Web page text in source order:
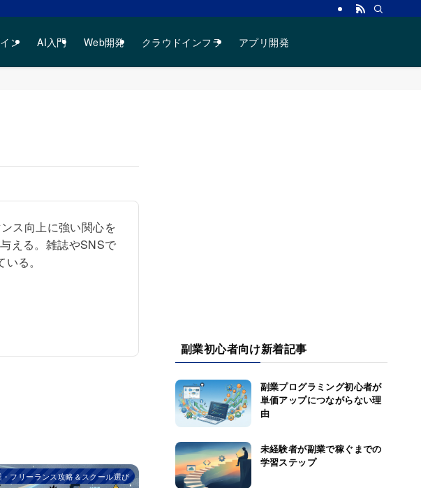
。 | 副業で稼ぐためのプログラミング入門ガイド｜初心者・未経験の道筋
ン AI入門 Web開発 クラウドインフラ アプリ開発
ス向上に強い関心を
える。雑誌やSNSで
る。
・フリーランス攻略＆スクール選び
副業初心者向け新着記事
副業プログラミング初心者が
単価アップにつながらない理
由
未経験者が副業で稼ぐまでの
学習ステップ